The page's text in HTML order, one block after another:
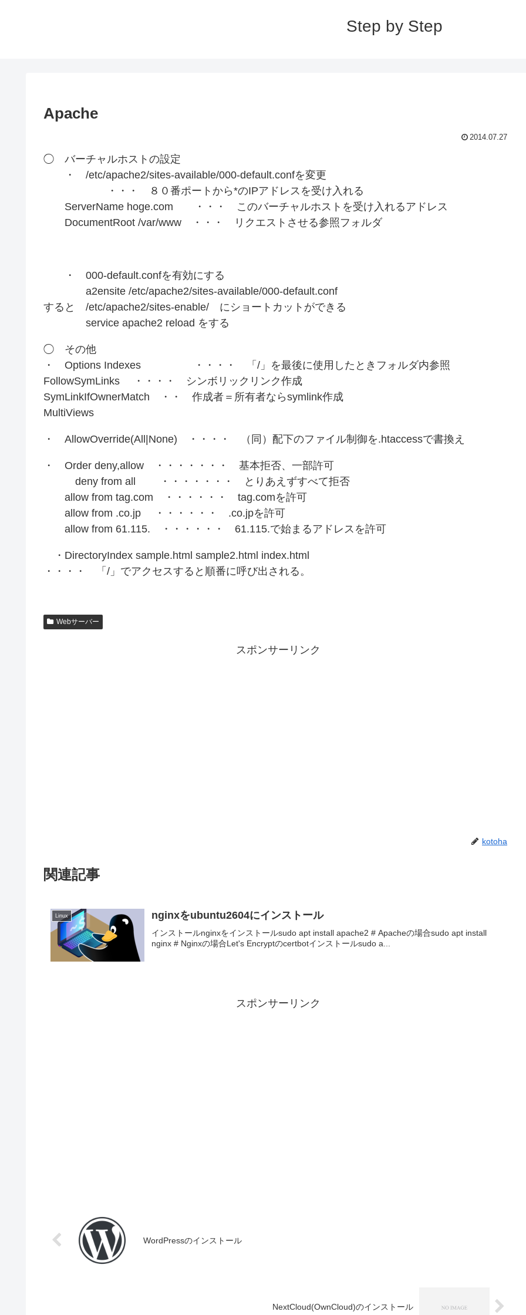
Step by Step
Apache
2014.07.27
◯ バーチャルホストの設定
・ /etc/apache2/sites-available/000-default.confを変更
・・・ ８０番ポートから*のIPアドレスを受け入れる
ServerName hoge.com ・・・ このバーチャルホストを受け入れるアドレス
DocumentRoot /var/www ・・・ リクエストさせる参照フォルダ
・ 000-default.confを有効にする
a2ensite /etc/apache2/sites-available/000-default.conf
すると /etc/apache2/sites-enable/ にショートカットができる
service apache2 reload をする
◯ その他
・ Options Indexes ・・・・ 「/」を最後に使用したときフォルダ内参照
FollowSymLinks ・・・・ シンボリックリンク作成
SymLinkIfOwnerMatch ・・ 作成者＝所有者ならsymlink作成
MultiViews
・ AllowOverride(All|None) ・・・・ （同）配下のファイル制御を.htaccessで書換え
・ Order deny,allow ・・・・・・・ 基本拒否、一部許可
deny from all ・・・・・・・ とりあえずすべて拒否
allow from tag.com ・・・・・・ tag.comを許可
allow from .co.jp ・・・・・・ .co.jpを許可
allow from 61.115. ・・・・・・ 61.115.で始まるアドレスを許可
・DirectoryIndex sample.html sample2.html index.html
・・・・ 「/」でアクセスすると順番に呼び出される。
Webサーバー
スポンサーリンク
kotoha
関連記事
Linux nginxをubuntu2604にインストール
インストールnginxをインストールsudo apt install apache2 # Apacheの場合sudo apt install
nginx # Nginxの場合Let's Encryptのcertbotインストールsudo a...
スポンサーリンク
WordPressのインストール
NextCloud(OwnCloud)のインストール